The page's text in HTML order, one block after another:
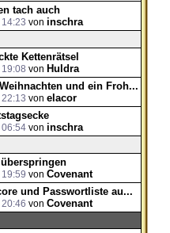
tach auch
14:23 von inschra
Kettenrätsel
19:08 von Huldra
und ein Froh...
22:13 von elacor
06:54von inschra
überspringen
19:59 von Covenant
und Passwortliste au...
20:46 von Covenant